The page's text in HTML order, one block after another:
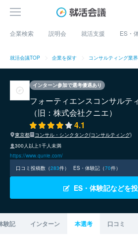
企業検索 説明会 就活支援 ES・
就活会議TOP 企業を探す コンサルティング業
インターン参加で選考優遇あり
フォーティエンスコンサルテ
（旧：株式会社クニエ）
4.1
東京都
コンサル・シンクタンク(コンサルティング)
300人以上1千人未満
https://www.qunie.com/
口コミ投稿数（283件） ES・体験記（70件）
ES・体験記などを
験記 インターン 本選考 口コミ